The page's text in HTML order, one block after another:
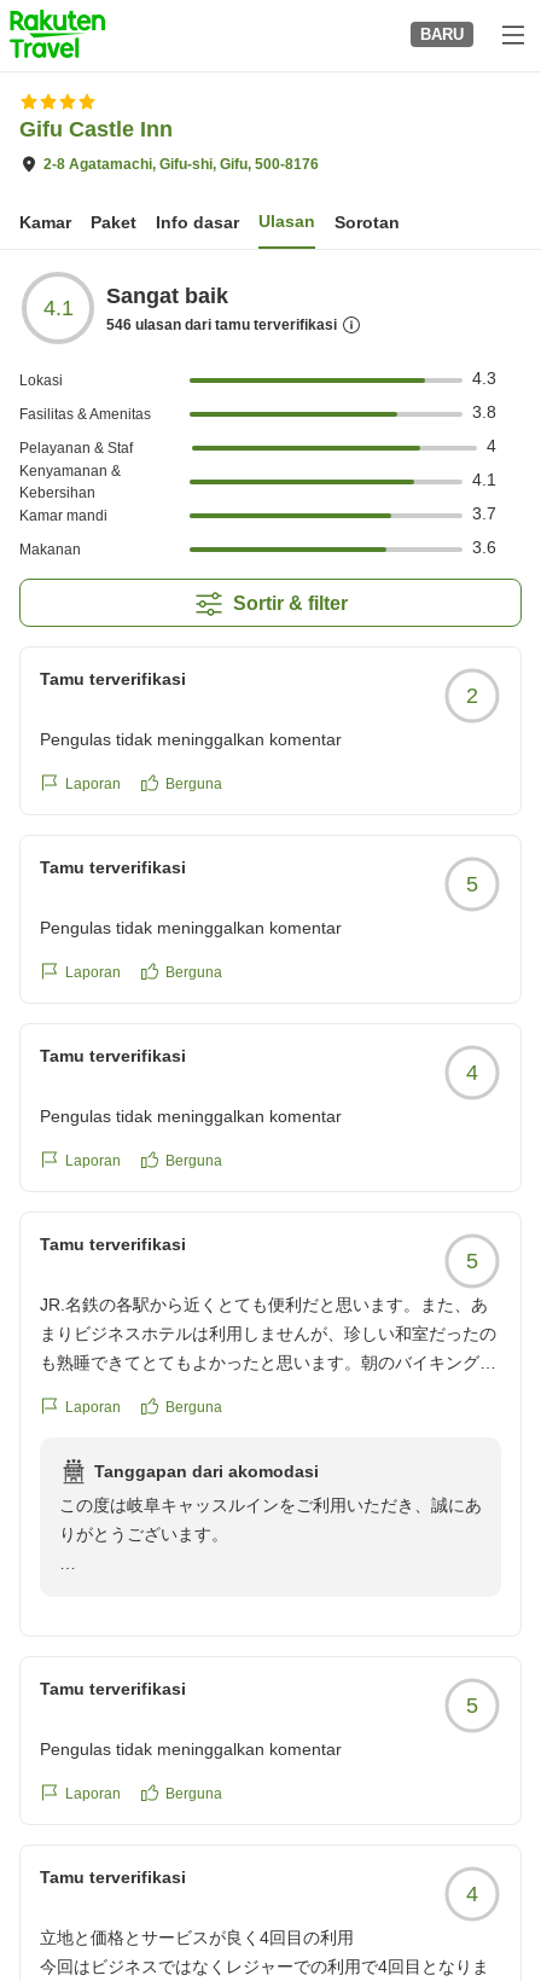
to
top
page
BARU
Gifu Castle Inn
2-8 Agatamachi, Gifu-shi, Gifu, 500-8176
Kamar Paket Info dasar Ulasan Sorotan
4.1 Sangat baik
546 ulasan dari tamu terverifikasi
Lokasi 4.3
Fasilitas & Amenitas 3.8
Pelayanan & Staf 4
Kenyamanan &
Kebersihan
4.1
Kamar mandi 3.7
Makanan 3.6
Sortir & filter
Tamu terverifikasi
2
Pengulas tidak meninggalkan komentar
Laporan Berguna
Tamu terverifikasi
5
Pengulas tidak meninggalkan komentar
Laporan Berguna
Tamu terverifikasi
4
Pengulas tidak meninggalkan komentar
Laporan Berguna
Tamu terverifikasi
5
JR.名鉄の各駅から近くとても便利だと思います。また、あ
まりビジネスホテルは利用しませんが、珍しい和室だったの
も熟睡できてとてもよかったと思います。朝のバイキングも
と、たまたまだと思いますが窓からの景色が、塗装の剥げか
りましたら、お願いしようと思います。
クチコミの詳細はこちらから
https://review.travel.rakuten.co.jp/hotel/voice/18939?
reviewId=33123478311872
Laporan Berguna
Tanggapan dari akomodasi
この度は岐阜キャッスルインをご利用いただき、誠にあ
りがとうございます。
また、和室で快適にお過ごしいただけたとのこと、朝食
バイキングにご満足いただけたご様子で安堵いたしまし
一方で、洗面台の水圧につきまして、ご不便をおかけし
今後の改善点として検討してまいります。
お泊まりいただいた和室のシングルルームは館内に1室
のみの特別なお部屋でございます。
Tamu terverifikasi
5
Pengulas tidak meninggalkan komentar
Laporan Berguna
Tamu terverifikasi
4
立地と価格とサービスが良く4回目の利用
今回はビジネスではなくレジャーでの利用で4回目となりま